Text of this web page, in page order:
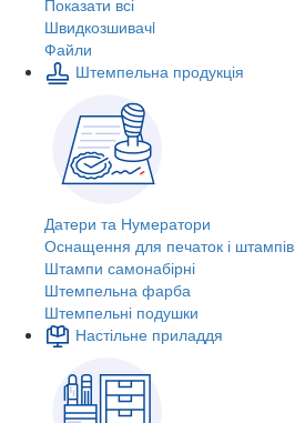
Швидкозшивачi
Файли
Штемпельна продукція
Датери та Нумератори
Оснащення для печаток і штампів
Штампи самонабірні
Штемпельна фарба
Штемпельні подушки
Настільне приладдя